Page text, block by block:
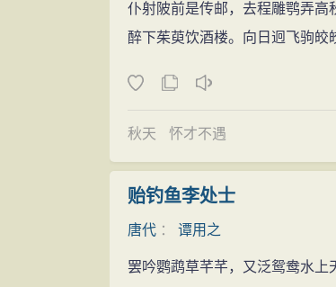
仆射陂前是传邮，去程雕鹗弄高
醉下茱萸饮酒楼。向日迥飞驹皎
秋天 怀才不遇
贻钓鱼李处士
唐代 ： 谭用之
罢吟鹦鹉草芊芊，又泛鸳鸯水上